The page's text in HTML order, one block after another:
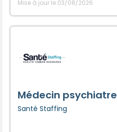
Mise à jour le 03/08/2026
Médecin psychiatre
Santé Staffing